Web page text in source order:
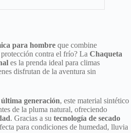
para hombre que combine
contra el frío? La Chaqueta
es la prenda ideal para climas
disfrutan de la aventura sin
generación, este material sintético
de la pluma natural, ofreciendo
. Gracias a su tecnología de secado
para condiciones de humedad, lluvia